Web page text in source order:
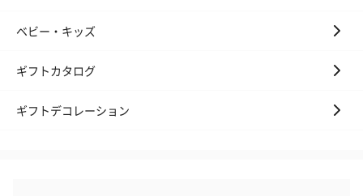
ベビー・キッズ
ギフトカタログ
ギフトデコレーション